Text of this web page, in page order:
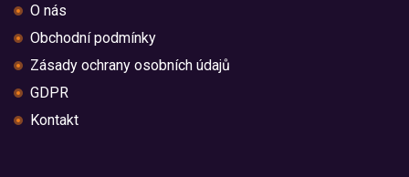
O nás
Obchodní podmínky
Zásady ochrany osobních údajů
GDPR
Kontakt